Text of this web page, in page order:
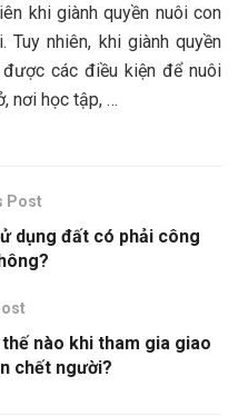
khi giành quyền nuôi con
nhiên, khi giành quyền
các điều kiện để nuôi
nơi học tập, …
Post
dụng đất có phải công
nào khi tham gia giao
chết người?